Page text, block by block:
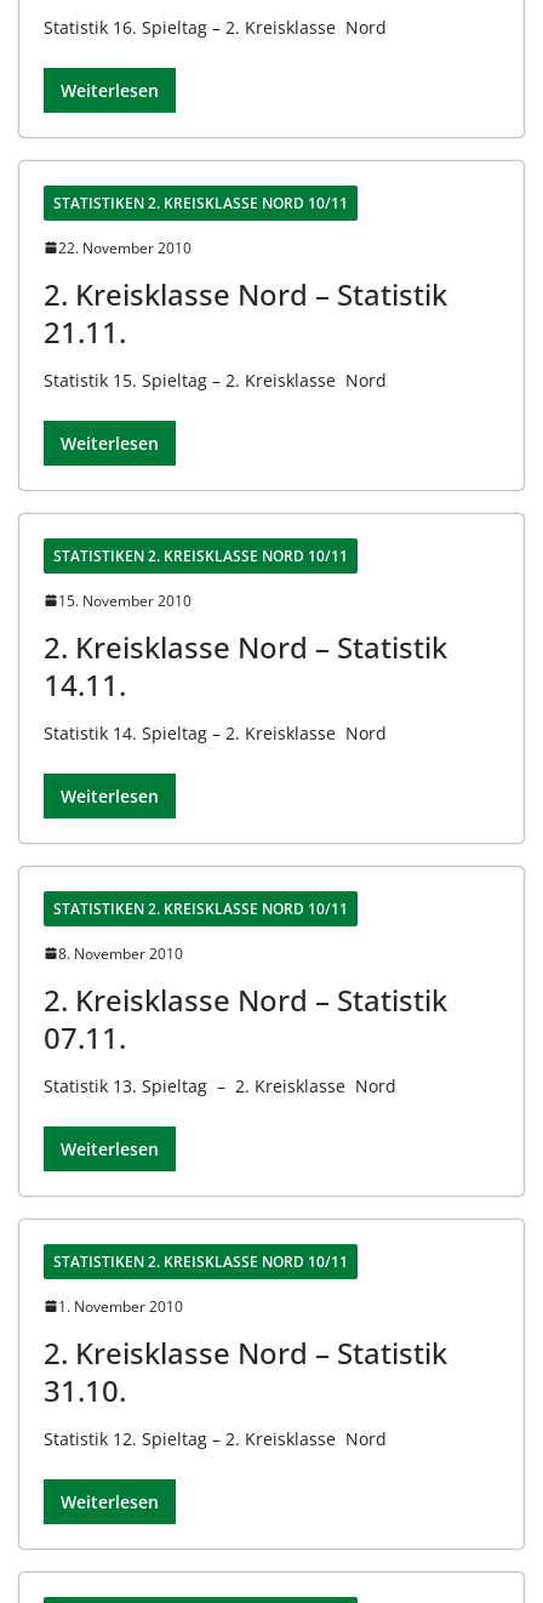
Statistik 16. Spieltag – 2. Kreisklasse Nord
Weiterlesen
STATISTIKEN 2. KREISKLASSE NORD 10/11
22. November 2010
2. Kreisklasse Nord – Statistik
21.11.
Statistik 15. Spieltag – 2. Kreisklasse Nord
Weiterlesen
STATISTIKEN 2. KREISKLASSE NORD 10/11
15. November 2010
2. Kreisklasse Nord – Statistik
14.11.
Statistik 14. Spieltag – 2. Kreisklasse Nord
Weiterlesen
STATISTIKEN 2. KREISKLASSE NORD 10/11
8. November 2010
2. Kreisklasse Nord – Statistik
07.11.
Statistik 13. Spieltag – 2. Kreisklasse Nord
Weiterlesen
STATISTIKEN 2. KREISKLASSE NORD 10/11
1. November 2010
2. Kreisklasse Nord – Statistik
31.10.
Statistik 12. Spieltag – 2. Kreisklasse Nord
Weiterlesen